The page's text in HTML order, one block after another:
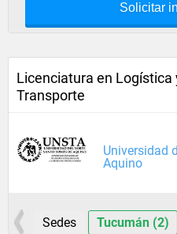
Solicitar
Licenciatura en Logística
Transporte
Universidad
Aquino
Sedes Tucumán (2)